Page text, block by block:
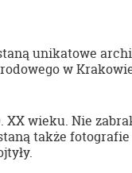
unikatowe
w
wieku. Nie
także